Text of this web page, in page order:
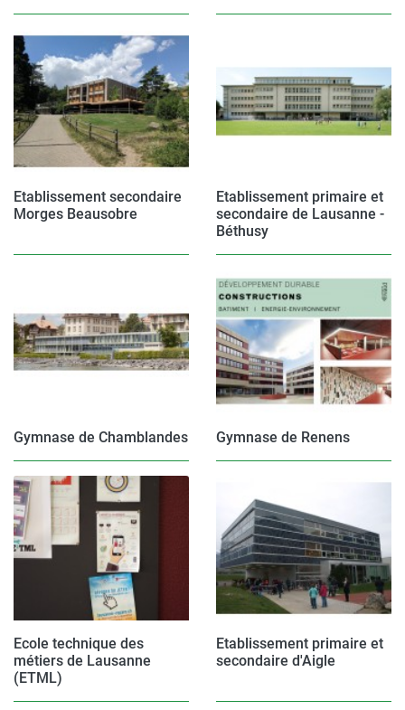
Etablissement secondaire
Morges Beausobre
Etablissement primaire et
secondaire de Lausanne -
Béthusy
Gymnase de Chamblandes Gymnase de Renens
Ecole technique des
métiers de Lausanne
(ETML)
Etablissement primaire et
secondaire d'Aigle